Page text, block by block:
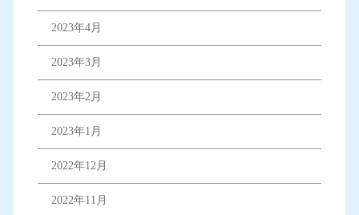
2023年4月
2023年3月
2023年2月
2023年1月
2022年12月
2022年11月